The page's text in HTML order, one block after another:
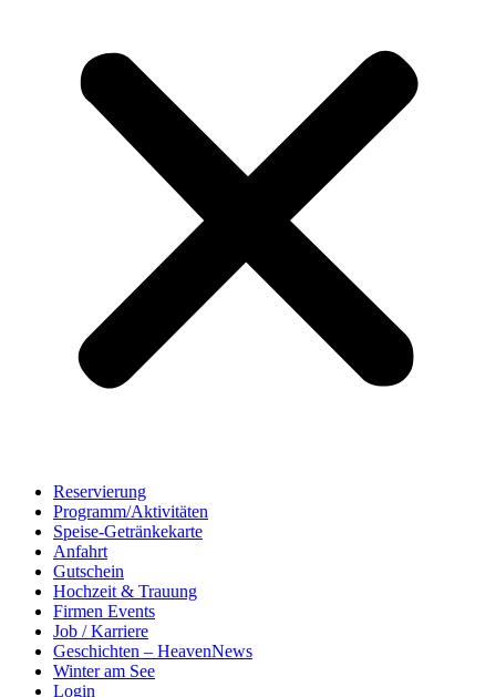
Reservierung
Programm/Aktivitäten
Speise-Getränkekarte
Anfahrt
Gutschein
Hochzeit & Trauung
Firmen Events
Job / Karriere
Geschichten – HeavenNews
Winter am See
Login